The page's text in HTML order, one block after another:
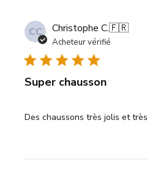
CC Christophe C.🇫🇷
Acheteur vérifié
Super chausson
Des chaussons très jolis et